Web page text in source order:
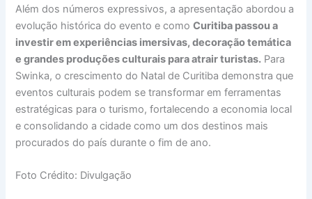
Além dos números expressivos, a apresentação abordou a
evolução histórica do evento e comoCuritiba passou a
investir em experiências imersivas, decoração temática
e grandes produções culturais para atrair turistas. Para
Swinka, o crescimento do Natal de Curitiba demonstra que
eventos culturais podem se transformar em ferramentas
estratégicas para o turismo, fortalecendo a economia local
e consolidando a cidade como um dos destinos mais
procurados do país durante o fim de ano.
Foto Crédito: Divulgação